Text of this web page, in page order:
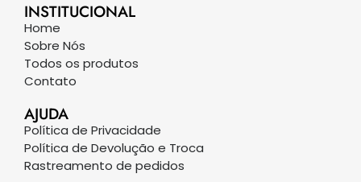
INSTITUCIONAL
Home
Sobre Nós
Todos os produtos
Contato
AJUDA
Política de Privacidade
Política de Devolução e Troca
Rastreamento de pedidos